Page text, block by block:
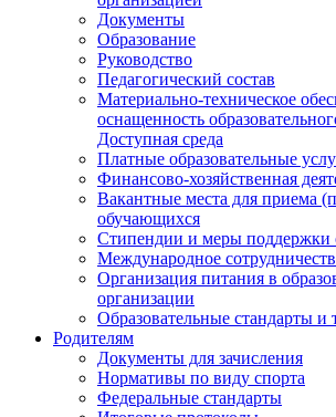
Документы
Образование
Руководство
Педагогический состав
Материально-техническое
оснащенность
Доступная среда
Платные образовательные
Финансово-хозяйственная
Вакантные места для приема
обучающихся
Стипендии и меры поддержки
Международное
Организация питания в
организации
Образовательные стандарты и
Родителям
Документы для зачисления
Нормативы по виду спорта
Федеральные стандарты